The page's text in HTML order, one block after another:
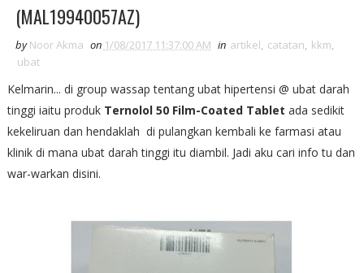
(MAL19940057AZ)
by Noor Akma on 1/08/2017 11:37:00 AM in artikel, catatan, kkm,
ubat
Kelmarin... di group wassap tentang ubat hipertensi @ ubat darah
tinggi iaitu produk Ternolol 50 Film-Coated Tablet ada sedikit
kekeliruan dan hendaklah di pulangkan kembali ke farmasi atau
klinik di mana ubat darah tinggi itu diambil. Jadi aku cari info tu dan
war-warkan disini.